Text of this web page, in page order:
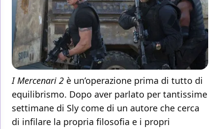
I Mercenari 2 è un’operazione prima di tutto di
equilibrismo. Dopo aver parlato per tantissime
settimane di Sly come di un autore che cerca
di infilare la propria filosofia e i propri